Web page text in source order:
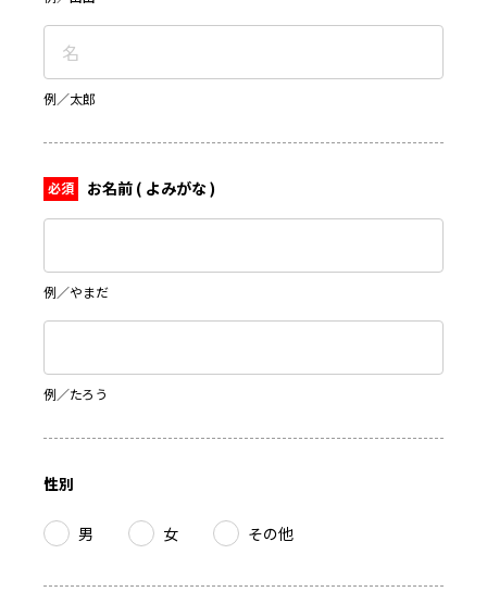
例／太郎
お名前 ( よみがな )
例／やまだ
例／たろう
性別
男 女 その他